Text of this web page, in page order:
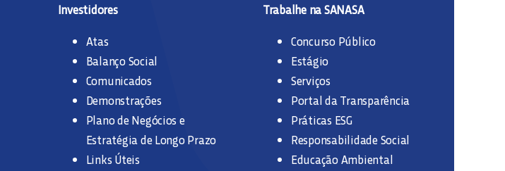
Investidores
Atas
Balanço Social
Comunicados
Demonstrações
Plano de Negócios e
Estratégia de Longo Prazo
Links Úteis
Trabalhe na SANASA
Concurso Público
Estágio
Serviços
Portal da Transparência
Práticas ESG
Responsabilidade Social
Educação Ambiental